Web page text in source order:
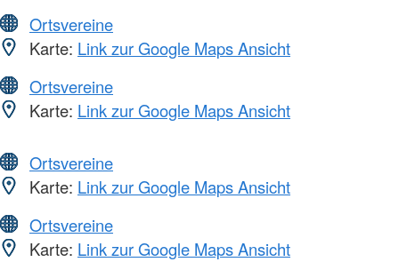
Ortsvereine
Karte: Link zur Google Maps Ansicht
Ortsvereine
Karte: Link zur Google Maps Ansicht
Ortsvereine
Karte: Link zur Google Maps Ansicht
Ortsvereine
Karte: Link zur Google Maps Ansicht